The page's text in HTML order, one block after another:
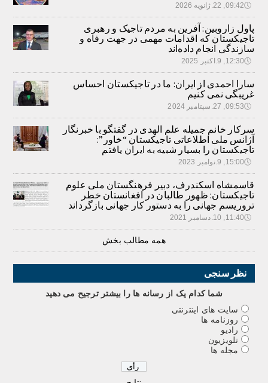
🕔09:42, 22.ژانویه 2026
پاول زاروبین: آفرین به مردم تاجیک و رهبری
تاجیکستان که اقدامات مهمی در جهت رفاه و
سازندگی انجام داده‌اند
🕔12:30, 9.اکتبر 2025
سارا احمدی از ایران: ما در تاجیکستان احساس
غریبگی نمی کنیم
🕔09:53, 27.سپتامبر 2024
سرکار خانم جمیله علم الهدی در گفتگو با خبرنگار
آژانس ملی اطلاعاتی تاجیکستان “خاور”:
تاجیکستان را بسیار شبیه به ایران یافتم
🕔15:00, 9.نوامبر 2023
قاسمشاه اسکندرف، دبیر فرهنگستان ملی علوم
تاجیکستان: ظهور طالبان در افغانستان خطر
تروریسم جهانی را به دستور کار جهانی بازگرداند
🕔11:40, 10.دسامبر 2021
همه مطالب بخش
نظر سنجی
شما کدام يک از رسانه ها را بيشتر ترجيح می دهيد
سایت های اینترنتی
روزنامه ها
رادیو
تلویزیون
مجله ها